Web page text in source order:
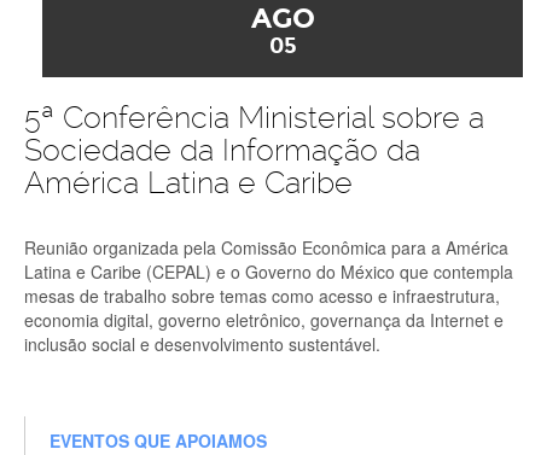
AGO
05
5ª Conferência Ministerial sobre a
Sociedade da Informação da
América Latina e Caribe
Reunião organizada pela Comissão Econômica para a América
Latina e Caribe (CEPAL) e o Governo do México que contempla
mesas de trabalho sobre temas como acesso e infraestrutura,
economia digital, governo eletrônico, governança da Internet e
inclusão social e desenvolvimento sustentável.
EVENTOS QUE APOIAMOS